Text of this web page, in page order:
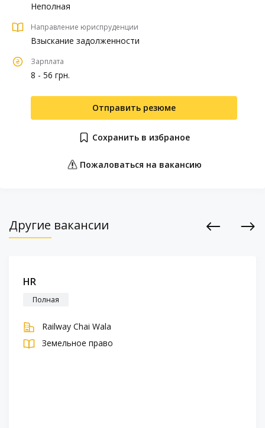
Неполная
Направление юриспруденции
Взыскание задолженности
Зарплата
8 - 56 грн.
Отправить резюме
Сохранить в избраное
Пожаловаться на вакансию
Другие вакансии
HR
Полная
Railway Chai Wala
Земельное право